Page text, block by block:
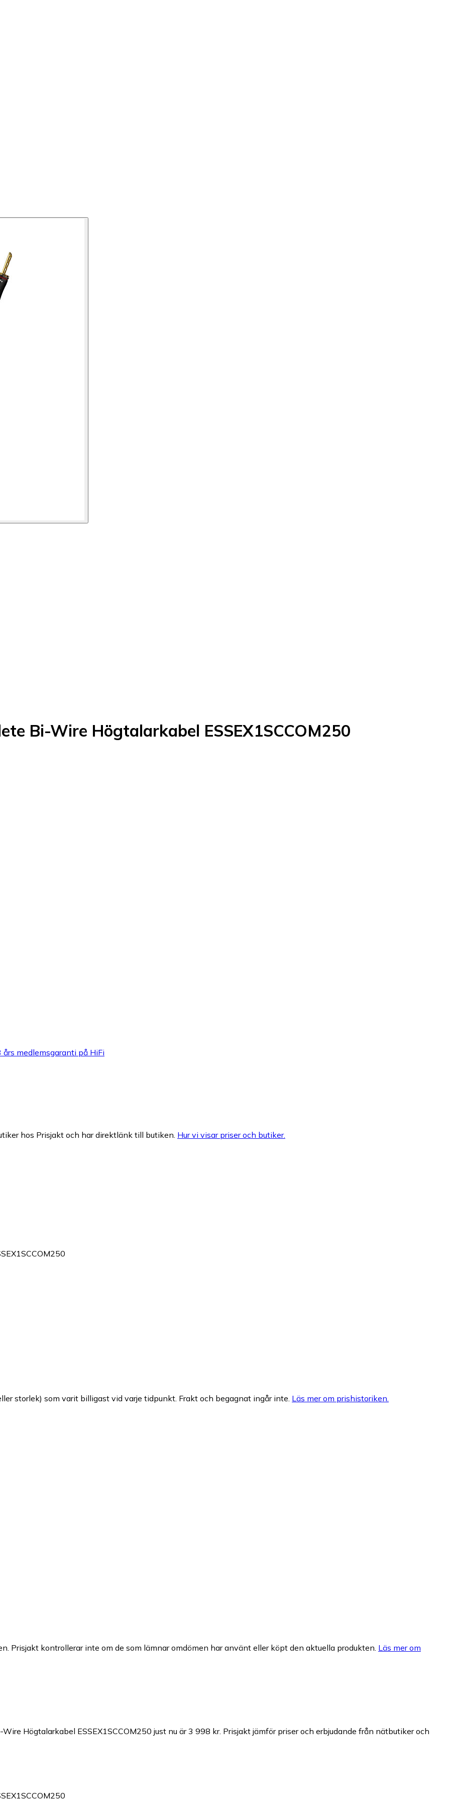
Bi-Wire Högtalarkabel ESSEX1SCCOM250
medlemsgaranti på HiFi
hos Prisjakt och har direktlänk till butiken. Hur vi visar priser och butiker.
storlek) som varit billigast vid varje tidpunkt. Frakt och begagnat ingår inte. Läs mer om prishistoriken.
Prisjakt kontrollerar inte om de som lämnar omdömen har använt eller köpt den aktuella produkten. Läs mer om
Högtalarkabel ESSEX1SCCOM250 just nu är 3 998 kr. Prisjakt jämför priser och erbjudande från nätbutiker och